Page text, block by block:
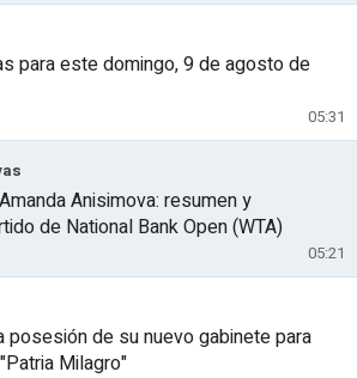
05:31
para este domingo, 9 de agosto de
05:21
Anisimova: resumen y
de National Bank Open (WTA)
posesión de su nuevo gabinete para
Milagro"